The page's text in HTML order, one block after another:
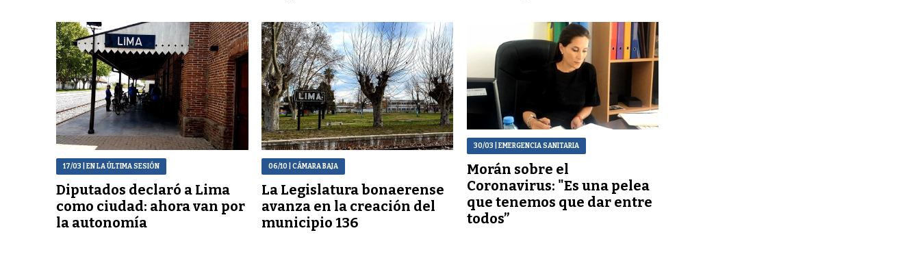
17/03 | EN LA ÚLTIMA SESIÓN
Diputados declaró a Lima
como ciudad: ahora van por
la autonomía
06/10 | CÁMARA BAJA
La Legislatura bonaerense
avanza en la creación del
municipio 136
30/03 | EMERGENCIA SANITARIA
Morán sobre el
Coronavirus: "Es una pelea
que tenemos que dar entre
todos”